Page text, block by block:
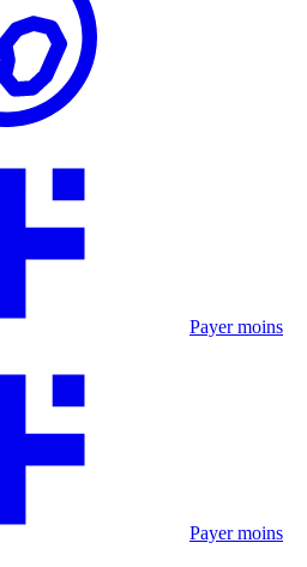
Payer moins
Payer moins